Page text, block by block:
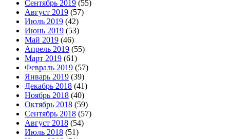
Сентябрь 2019 (55)
Август 2019 (57)
Июль 2019 (42)
Июнь 2019 (53)
Май 2019 (46)
Апрель 2019 (55)
Март 2019 (61)
Февраль 2019 (57)
Январь 2019 (39)
Декабрь 2018 (41)
Ноябрь 2018 (40)
Октябрь 2018 (59)
Сентябрь 2018 (57)
Август 2018 (54)
Июль 2018 (51)